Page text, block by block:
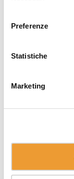
Preferenze
Statistiche
Marketing